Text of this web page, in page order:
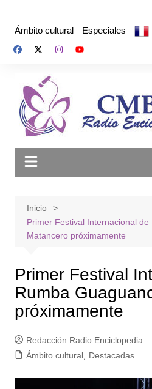
Ámbito cultural Especiales
Inicio
Primer Festival Internacional
Matancero próximamente
Primer Festival
Rumba
próximamente
Redacción Radio Enciclopedia
Ámbito cultural, Destacadas